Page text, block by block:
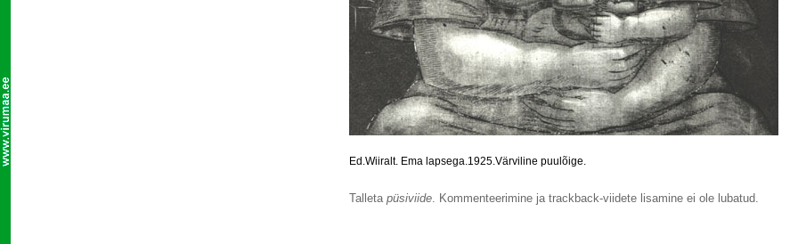
Ed.Wiiralt. Ema lapsega.1925.Värviline puulõige.
Talleta püsiviide. Kommenteerimine ja trackback-viidete lisamine ei ole lubatud.